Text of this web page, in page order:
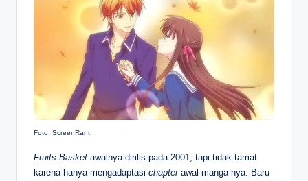
Foto: ScreenRant
Fruits Basket awalnya dirilis pada 2001, tapi tidak tamat
karena hanya mengadaptasi chapterawal manga-nya. Baru